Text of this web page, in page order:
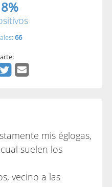
66
mis églogas,
suelen los
vecino a las